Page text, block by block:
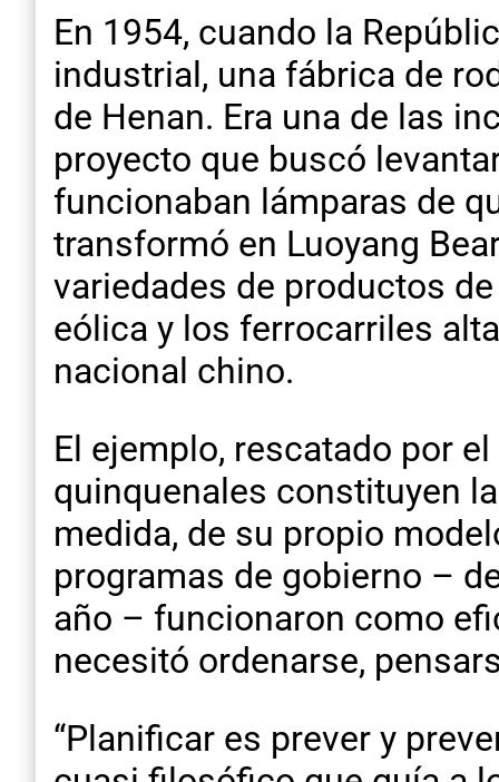
En 1954, cuando la
industrial, una fábrica de
de Henan. Era una de las
proyecto que buscó
funcionaban lámparas de
transformó en Luoyang
variedades de productos
eólica y los ferrocarriles
nacional chino.
El ejemplo, rescatado por
quinquenales constituyen
medida, de su propio
programas de gobierno –
año – funcionaron como
necesitó ordenarse,
“Planificar es prever y